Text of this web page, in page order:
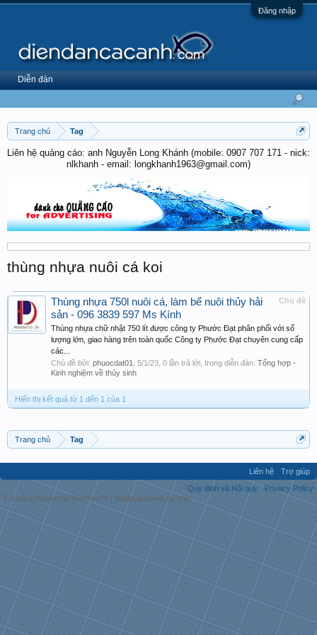
Đăng nhập
Trang chủ Tag
Liên hệ quảng cáo: anh Nguyễn Long Khánh (mobile: 0907 707 171 - nick:
nlkhanh - email: longkhanh1963@gmail.com)
thùng nhựa nuôi cá koi
Chủ đề
Thùng nhựa 750l nuôi cá, làm bể nuôi thủy hải
sản - 096 3839 597 Ms Kính
Thùng nhựa chữ nhật 750 lít được công ty Phước Đạt phân phối với số
lượng lớn, giao hàng trên toàn quốc Công ty Phước Đạt chuyên cung cấp
các...
Chủ đề bởi: phuocdat01 5/1/23 , 0 lần trả lời, trong diễn đàn: Tổng hợp -
Kinh nghiệm về thủy sinh
Hiển thị kết quả từ 1 đến 1 của 1
Trang chủ Tag
Diễn đàn
Liên hệ
Trợ giúp
Quy định và Nội quy
Privacy Policy
Forum software by XenForo™ | Media embeds by s9e